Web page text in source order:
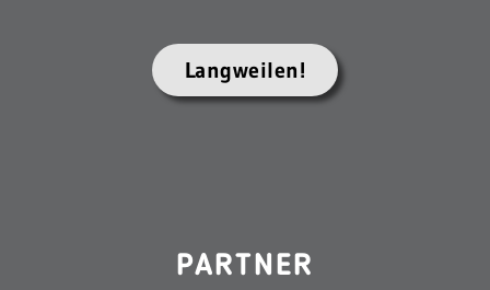
Langweilen!
PARTNER